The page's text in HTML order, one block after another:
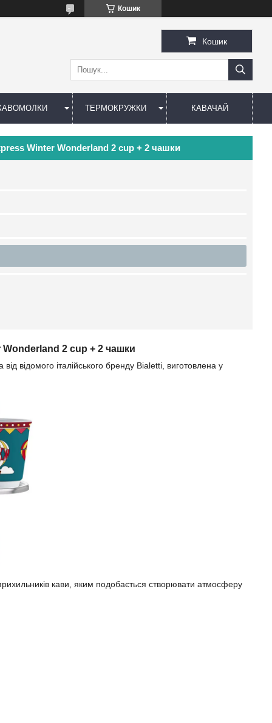
Кошик
Кошик
ТЕРМОКРУЖКИ КАВАЧАЙ
Winter Wonderland 2 cup + 2 чашки
2 cup + 2 чашки
відомого італійського бренду Bialetti, виготовлена у
кави, яким подобається створювати атмосферу